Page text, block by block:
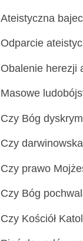
Ateistyczna
Odparcie
Obalenie herezji
Masowe
Czy Bóg
Czy
Czy prawo
Czy Bóg
Czy Kościół